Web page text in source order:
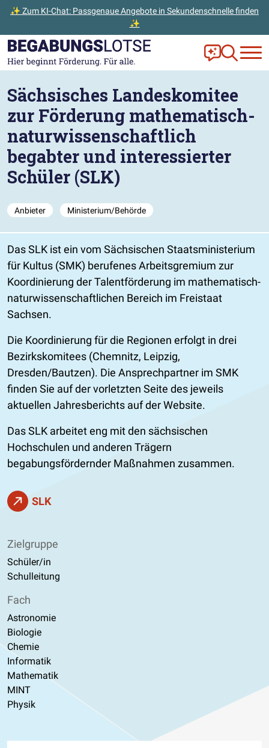
✨ Zum KI-Chat: Passgenaue Angebote in Sekundenschnelle finden
✨
Zum Hauptinhalt der Seite springen
Zur Startseite gehen Frag Ella!
Zur
Sächsisches Landeskomitee
zur Förderung mathematisch-
naturwissenschaftlich
begabter und interessierter
Schüler (SLK)
Anbieter Ministerium/Behörde
Das SLK ist ein vom Sächsischen Staatsministerium
für Kultus (SMK) berufenes Arbeitsgremium zur
Koordinierung der Talentförderung im mathematisch-
naturwissenschaftlichen Bereich im Freistaat
Sachsen.
Die Koordinierung für die Regionen erfolgt in drei
Bezirkskomitees (Chemnitz, Leipzig,
Dresden/Bautzen). Die Ansprechpartner im SMK
finden Sie auf der vorletzten Seite des jeweils
aktuellen Jahresberichts auf der Website.
Das SLK arbeitet eng mit den sächsischen
Hochschulen und anderen Trägern
begabungsfördernder Maßnahmen zusammen.
SLK
Zielgruppe
Schüler/in
Schulleitung
Fach
Astronomie
Biologie
Chemie
Informatik
Mathematik
MINT
Physik